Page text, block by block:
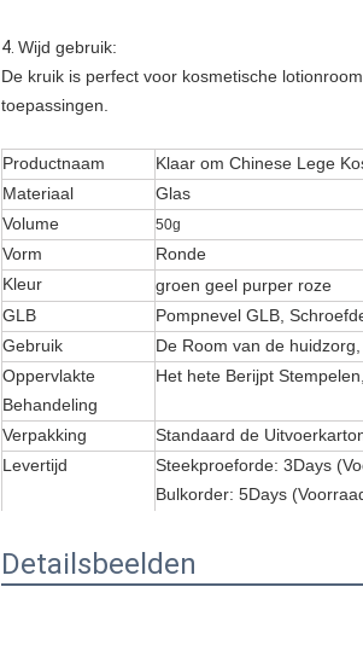
4. Wijd gebruik:
De kruik is perfect voor kosmetische
toepassingen.
Productnaam
Klaar om Chinese Lege
Materiaal
Glas
Volume
50g
Vorm
Ronde
Kleur
groen geel purper roze
GLB
Pompnevel GLB,
Gebruik
De Room van de
Oppervlakte
Behandeling
Het hete Berijpt
Verpakking
Standaard de
Levertijd
Steekproeforde: 3Days
Bulkorder: 5Days
Detailsbeelden